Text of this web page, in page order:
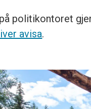
politikontoret
avisa.